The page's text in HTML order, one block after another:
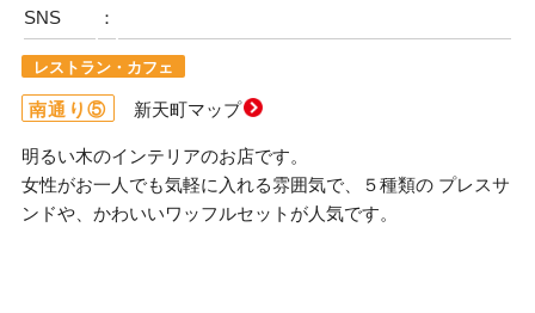
SNS ：
レストラン・カフェ
南通り⑤ 新天町マップ
明るい木のインテリアのお店です。
女性がお一人でも気軽に入れる雰囲気で、５種類の プレスサ
ンドや、かわいいワッフルセットが人気です。